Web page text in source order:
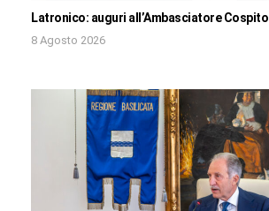
Latronico: auguri all’Ambasciatore Cospito
8 Agosto 2026